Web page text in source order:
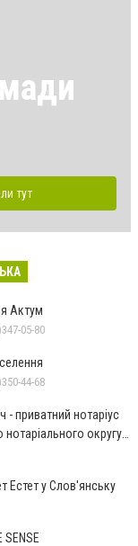
тут
Актум
05-80
44-68
- приватний нотаріус
округу
Естет у Слов'янську
SENSE